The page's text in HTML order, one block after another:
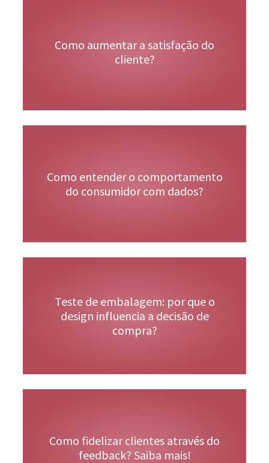
Como aumentar a satisfação do
cliente?
Como entender o comportamento
do consumidor com dados?
Veja Mais
Teste de embalagem: por que o
design influencia a decisão de
compra?
Veja Mais
Como fidelizar clientes através do
feedback? Saiba mais!
Veja Mais
Veja Mais